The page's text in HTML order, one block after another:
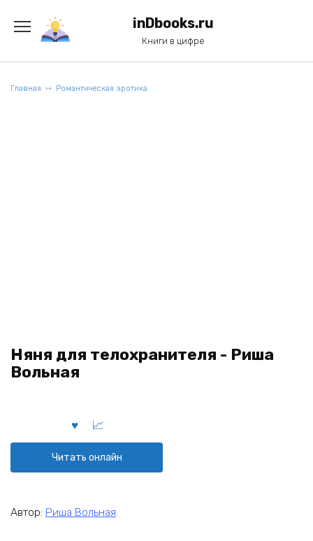
содержанию
inDbooks.ru
Книги в цифре
Главная Романтическая эротика
Няня для телохранителя - Риша
Вольная
Читать онлайн
Автор: Риша Вольная